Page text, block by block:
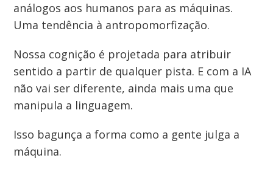
análogos aos humanos para as máquinas.
Uma tendência à antropomorfização.
Nossa cognição é projetada para atribuir
sentido a partir de qualquer pista. E com a IA
não vai ser diferente, ainda mais uma que
manipula a linguagem.
Isso bagunça a forma como a gente julga a
máquina.